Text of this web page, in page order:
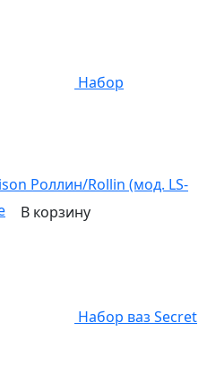
Набор
Роллин/Rollin (мод. LS-
В корзину
Набор ваз Secret